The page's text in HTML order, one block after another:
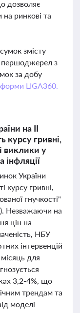
дозволяє
на ринкові та
змісту
першоджерел з
за добу
LIGA360.
на II
курсу гривні,
виклики у
інфляції
України
курсу гривні,
гнучкості"
Незважаючи на
цін на
НБУ
інтервенцій
для
3,2-4%, що
трендам та
моделі